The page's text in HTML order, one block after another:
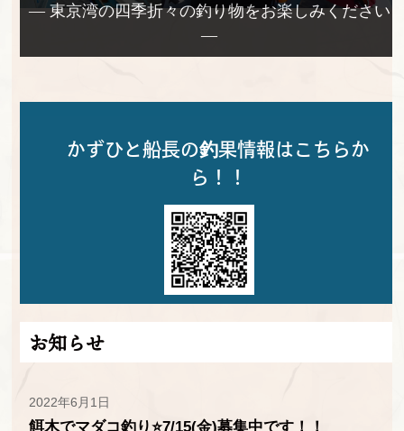
— 東京湾の四季折々の釣り物をお楽しみください
—
かずひと船長の釣果情報はこちらか
ら！！
お知らせ
2022年6月1日
餌木でマダコ釣り⭐7/15(金)募集中です！！